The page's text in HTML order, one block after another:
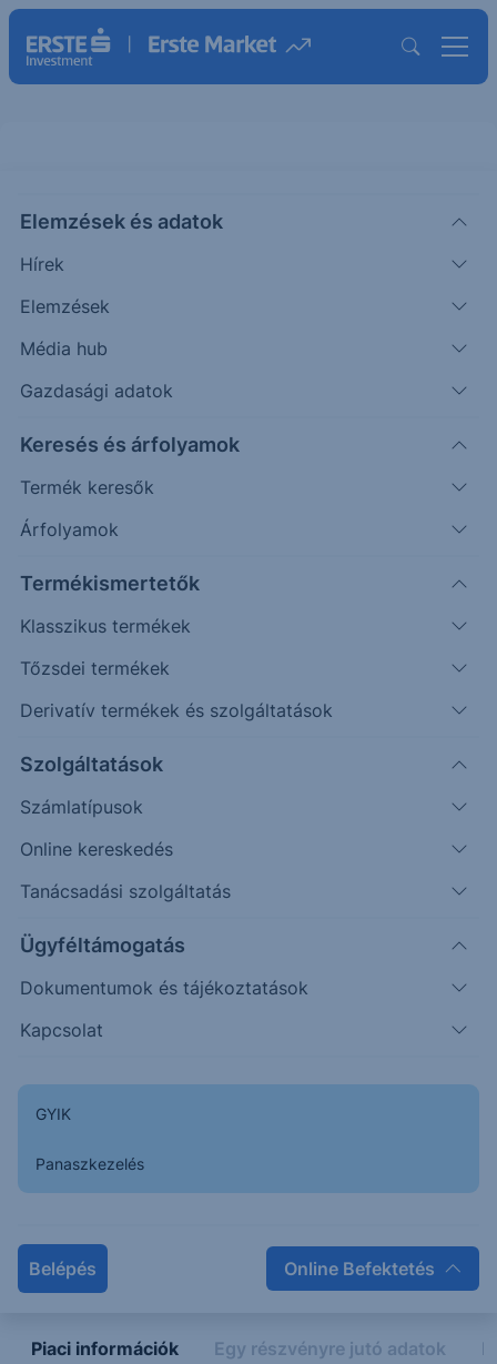
Elemzések és adatok
Hírek
Elemzések
Média hub
Gazdasági adatok
Keresés és árfolyamok
Termék keresők
Árfolyamok
Termékismertetők
Klasszikus termékek
Tőzsdei termékek
Derivatív termékek és szolgáltatások
Szolgáltatások
Számlatípusok
Online kereskedés
Tanácsadási szolgáltatás
Ügyféltámogatás
Dokumentumok és tájékoztatások
Kapcsolat
GYIK
Panaszkezelés
Belépés Online Befektetés
NMR(USA)
NOMURA HOLDINGS ADR REPTG
ONE ORD
9.97 USD
Időpont: 26.08.07. 22:00
További információk kérése
Erste Market Pro belépés
9.9000
9.9250
9.9500
10.0000
Napon belüli Historikus
Legfontosabb adatok
Piaci információk Egy részvényre jutó adatok